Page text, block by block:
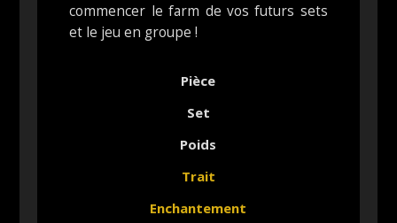
commencer le farm de vos futurs sets
et le jeu en groupe !
Pièce
Set
Poids
Trait
Enchantement